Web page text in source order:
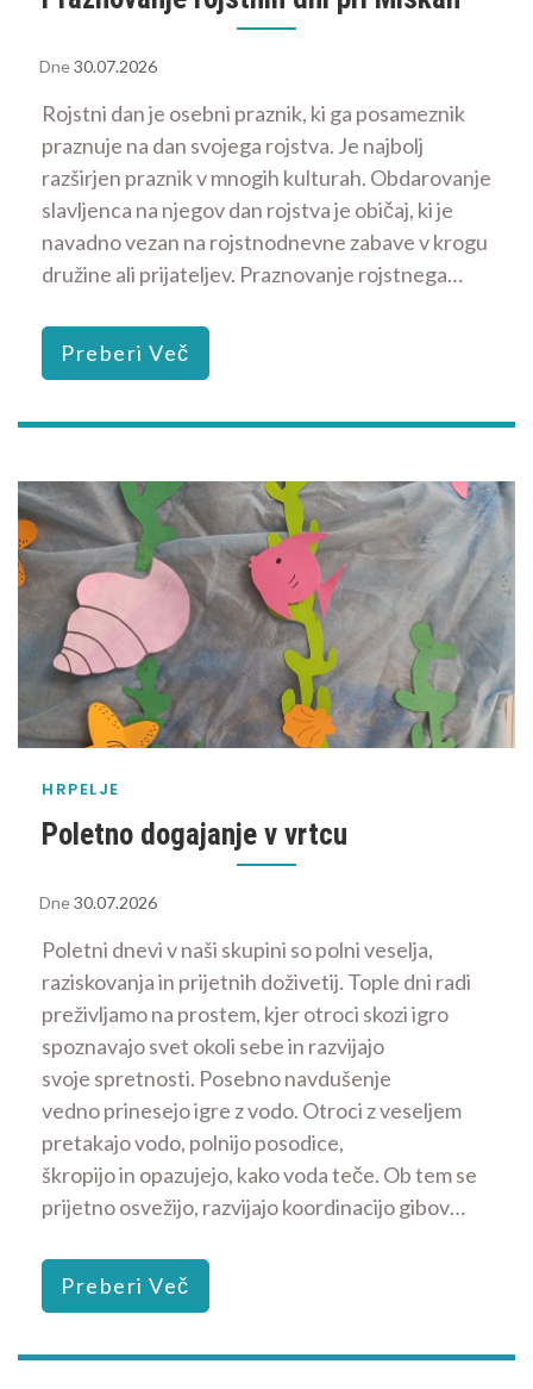
Dne30.07.2026
Rojstni dan je osebni praznik, ki ga posameznik
praznuje na dan svojega rojstva. Je najbolj
razširjen praznik v mnogih kulturah. Obdarovanje
slavljenca na njegov dan rojstva je običaj, ki je
navadno vezan na rojstnodnevne zabave v krogu
družine ali prijateljev. Praznovanje rojstnega…
Preberi Več
HRPELJE
Poletno dogajanje v vrtcu
Dne30.07.2026
Poletni dnevi v naši skupini so polni veselja,
raziskovanja in prijetnih doživetij. Tople dni radi
preživljamo na prostem, kjer otroci skozi igro
spoznavajo svet okoli sebe in razvijajo
svoje spretnosti. Posebno navdušenje
vedno prinesejo igre z vodo. Otroci z veseljem
pretakajo vodo, polnijo posodice,
škropijo in opazujejo, kako voda teče. Ob tem se
prijetno osvežijo, razvijajo koordinacijo gibov…
Preberi Več